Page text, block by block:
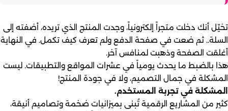
تخيّل أنك دخلت متجراً إلكترونياً، وجدت المنتج الذي تريده، أضفته إلى
السلة.. ثم ضعت في صفحة الدفع ولم تعرف كيف تكمل. في النهاية
أغلقت الصفحة وذهبت لمنافس آخر.
هذا بالضبط ما يحدث يومياً في عشرات المواقع والتطبيقات. ليست
المشكلة في جمال التصميم، ولا في جودة المنتج!
المشكلة في تجربة المستخدم.
كثير من المشاريع الرقمية تُبنى بميزانيات ضخمة وتصاميم أنيقة،